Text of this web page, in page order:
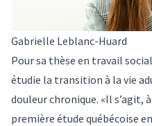
Gabrielle Leblanc-Huard
Pour sa thèse en travail
étudie la transition à la vie
douleur chronique. «Il s’agit,
première étude québécoise